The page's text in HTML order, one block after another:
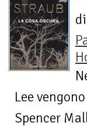
di
Lee
Spencer